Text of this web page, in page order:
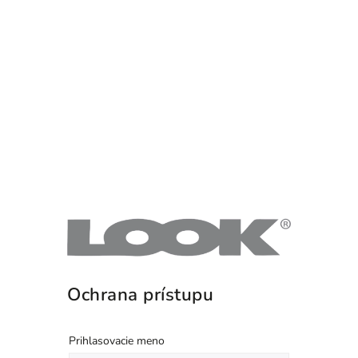
Ochrana prístupu
Prihlasovacie meno